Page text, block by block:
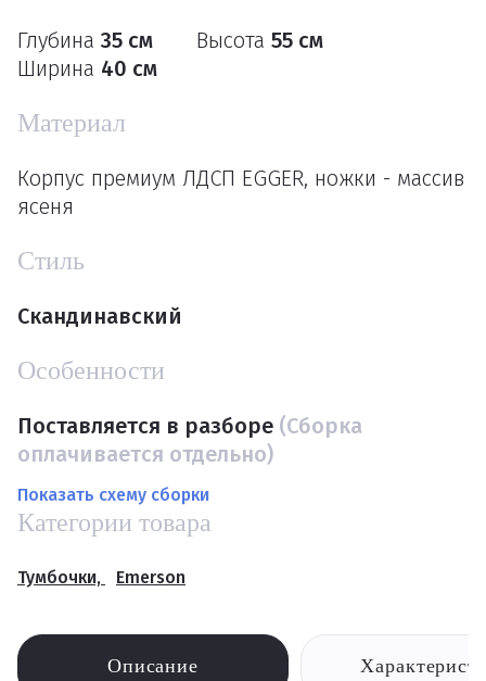
Глубина 35 см Высота 55 см
Ширина 40 см
Материал
Корпус премиум ЛДСП EGGER, ножки - массив
ясеня
Стиль
Скандинавский
Особенности
Поставляется в разборе (Сборка
оплачивается отдельно)
Показать схему сборки
Категории товара
Тумбочки, Emerson
Описание